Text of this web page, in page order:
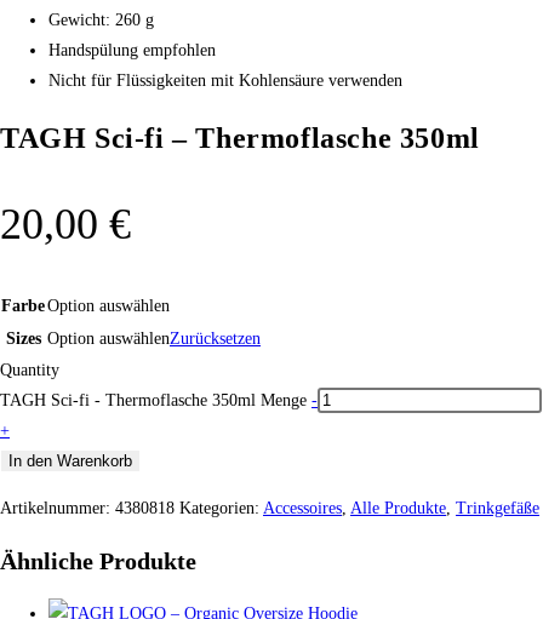
Gewicht: 260 g
Handspülung empfohlen
Nicht für Flüssigkeiten mit Kohlensäure verwenden
TAGH Sci-fi – Thermoflasche 350ml
20,00 €
FarbeOption auswählen
Sizes Option auswählenZurücksetzen
Quantity
TAGH Sci-fi - Thermoflasche 350ml Menge -
+
In den Warenkorb
Artikelnummer: 4380818 Kategorien: Accessoires, Alle Produkte, Trinkgefäße
Ähnliche Produkte